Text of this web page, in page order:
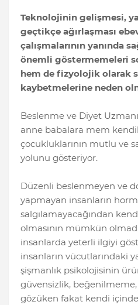
Teknolojinin gelişmesi,
geçtikçe ağırlaşması
çalışmalarının yanında
önemli göstermemeleri
hem de fizyolojik olarak
kaybetmelerine neden
Beslenme ve Diyet
anne babalara mem
çocukluklarının mutlu ve
yolunu gösteriyor.
Düzenli beslenmeyen ve
yapmayan insanların
salgılamayacağından
olmasının mümkün
insanlarda yeterli ilgiyi
insanların vücutlarındaki
şişmanlık psikolojisinin
güvensizlik,
gözüken fakat kendi